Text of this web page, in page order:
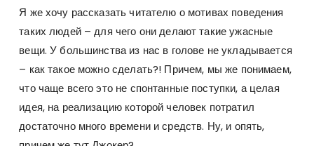
Я же хочу рассказать читателю о мотивах поведения
таких людей – для чего они делают такие ужасные
вещи. У большинства из нас в голове не укладывается
– как такое можно сделать?! Причем, мы же понимаем,
что чаще всего это не спонтанные поступки, а целая
идея, на реализацию которой человек потратил
достаточно много времени и средств. Ну, и опять,